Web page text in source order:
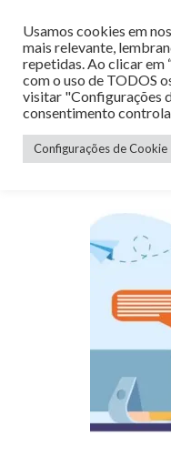
Usamos cookies em
mais relevante,
repetidas. Ao clicar em
com o uso de TODOS
visitar "Configurações
consentimento
Configurações de Cookie